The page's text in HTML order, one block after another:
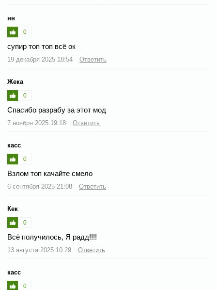
нн
0
супир топ топ всё ок
19 декабря 2025 18:54 Ответить
Жека
0
Спасибо разрабу за этот мод
7 ноября 2025 19:18 Ответить
касс
0
Взлом топ качайте смело
6 сентября 2025 21:08 Ответить
Кек
0
Всё получилось, Я радд!!!!
13 августа 2025 10:29 Ответить
касс
0